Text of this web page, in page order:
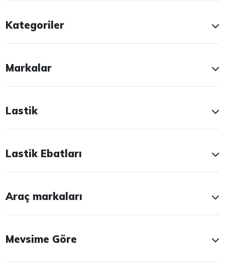
Kategoriler
Markalar
Lastik
Lastik Ebatları
Araç markaları
Mevsime Göre